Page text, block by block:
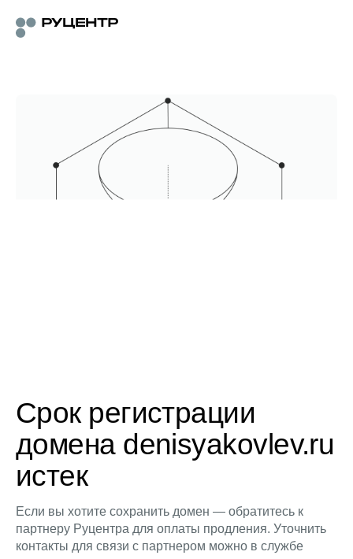
Срок регистрации
домена denisyakovlev.ru
истек
Если вы хотите сохранить домен — обратитесь к
партнеру Руцентра для оплаты продления. Уточнить
контакты для связи с партнером можно в службе